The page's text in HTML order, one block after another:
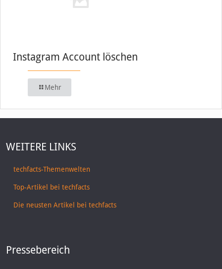
Instagram Account löschen
Mehr
WEITERE LINKS
techfacts-Themenwelten
Top-Artikel bei techfacts
Die neusten Artikel bei techfacts
Pressebereich